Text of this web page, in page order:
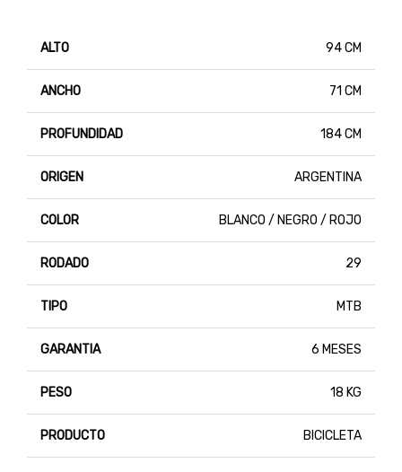
ALTO 94 CM
ANCHO 71 CM
PROFUNDIDAD 184 CM
ORIGEN ARGENTINA
COLOR BLANCO / NEGRO / ROJO
RODADO 29
TIPO MTB
GARANTIA 6 MESES
PESO 18 KG
PRODUCTO BICICLETA